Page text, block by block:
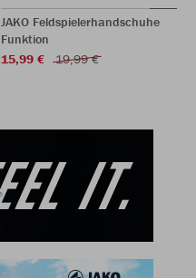
JAKO Feldspielerhandschuhe
Funktion
15,99 €
19,99 €